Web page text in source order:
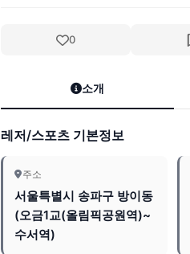
0
소개
레저/스포츠 기본정보
주소
서울특별시 송파구 방이동
(오금1교(올림픽공원역)~
수서역)